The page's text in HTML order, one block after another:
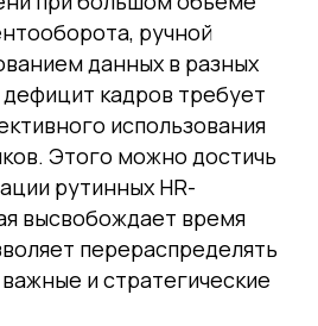
ручной
данных в разных
кадров требует
использования
Этого можно достичь
рутинных HR-
высвобождает время
перераспределять
и стратегические
теме